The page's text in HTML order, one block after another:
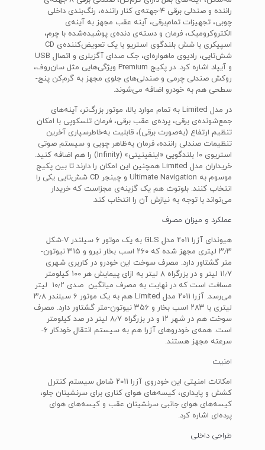
راننده و صندلی برقی ۴-جهته‌ی کنار راننده، رنگ‌بندی داخلی
چوبی، تجهیزات تمام‌برقی، آینه عقب مجهز به آینه‌ی
الکتروکرومیک، فرمان و دسته‌ی دنده‌ی پوشیده‌شده با چرم،
اسپیکری با شش بلندگوی استریو با یک تعویض‌کننده‌ی CD
شش‌تایی، رادیوی ماهواره‌ای، جک صدای آگزیلری و اتصال USB
و آیپاد اشاره کرد. در پکیج Premium ویژگی‌هایی مثل سان‌روف،
روکش صندلی چرمی و صندلی‌های جلوی مجهز به گرم‌کن پنج‌-
سطحی هم به خودرو اضافه می‌شوند.
در مدل Limited‌ به تمام موارد بالا، موتور بزرگ‌تر، آینه‌های
جمع‌شونده‌ی برقی، پرده‌ی عقب برقی، فرمان تلسکوپی با امکان
تنظیم ارتفاع (به‌صورت برقی)، قابلیت به‌خاطرسپاری آخرین
تنظیمات صندلی راننده، فرمان به‌ظاهر چوبی و سیستم صوتی
استریوی ۱۰ بلندگویی «اینفینیتی» (Infinity) را هم اضافه کنید.
خریداران مدل Limited همچنین این امکان را دارند تا بین پکیج
موسوم به Ultimate Navigation‌ و چینجر CD شش‌تایی یکی را
انتخاب کنند. بلوتوث هم یک گزینه‌ی مجزاست که خریدار
می‌تواند با توجه به نیازش آن را انتخاب کند.
عملکرد و میزان مصرف
هیوندای آزرا ۲۰۱۱ مدل GLS به یک موتور ۶ سیلندر V-شکل
۳٫۳ لیتری مجهز شده که ۲۶۰ اسب بخار نیرو و ۳۱۵ نیوتون-
متر گشتاور دارد. مصرف سوخت این خودرو در کاربری شهری
۱۱٫۷ لیتر و در بزرگراه ۸ لیتر به ازای پیمایش هر ۱۰۰ کیلومتر
مسافت است که در نهایت به مصرف میانگین صدی ۱۰٫۲ لیتر
می‌رسد. آزرا ۲۰۱۱ مدل Limited هم به یک موتور ۶ سیلندر ۳٫۸
لیتری با ۲۸۳ اسب بخار و ۳۵۶ نیوتون-متر گشتاور دارد. مصرف
سوخت هم در شهر ۱۲ و در بزرگراه ۸٫۷ لیتر در صد کیلومتر
است. همه‌ی خودروهای آزرا هم به سیستم انتقال خودکار ۶-
سرعته مجهز هستند.
امنیت
امکانات امنیتی این خودروی آزرا ۲۰۱۱ شامل سیستم کنترل
کشش و پایداری، کیسه‌های هوای کناری برای سرنشینان جلو،
کیسه‌های هوای جانبی سرنشینان عقب و کیسه‌های هوای
پرده‌ای اشاره کرد.
طراحی داخلی